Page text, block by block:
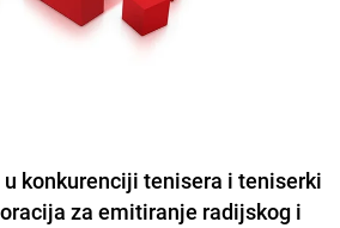
konkurenciji tenisera i teniserki
za emitiranje radijskog i